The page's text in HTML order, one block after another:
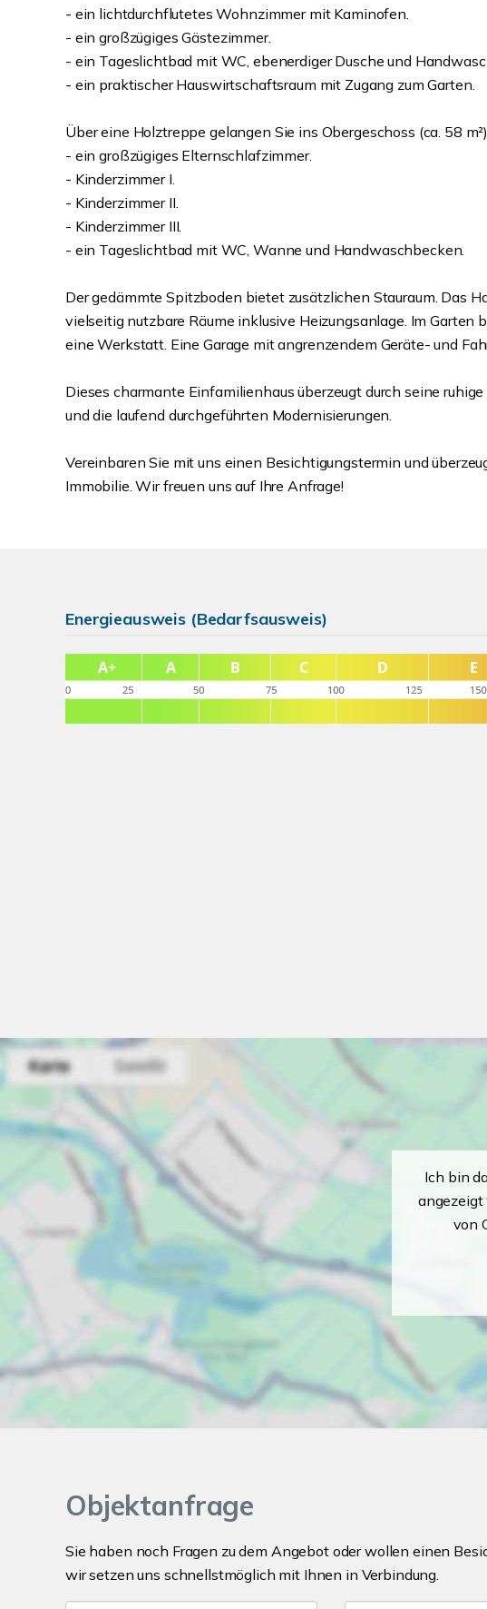
- ein lichtdurchflutetes Wohnzimmer mit Kaminofen.
- ein großzügiges Gästezimmer.
- ein Tageslichtbad mit WC, ebenerdiger Dusche und
- ein praktischer Hauswirtschaftsraum mit Zugang zum Garten.
Über eine Holztreppe gelangen Sie ins Obergeschoss (ca. 58
- ein großzügiges Elternschlafzimmer.
- Kinderzimmer I.
- Kinderzimmer II.
- Kinderzimmer III.
- ein Tageslichtbad mit WC, Wanne und Handwaschbecken.
Der gedämmte Spitzboden bietet zusätzlichen Stauraum. Das
vielseitig nutzbare Räume inklusive Heizungsanlage. Im Garten
eine Werkstatt. Eine Garage mit angrenzendem Geräte- und
Dieses charmante Einfamilienhaus überzeugt durch seine
und die laufend durchgeführten Modernisierungen.
Vereinbaren Sie mit uns einen Besichtigungstermin und
Immobilie. Wir freuen uns auf Ihre Anfrage!
Energieausweis (Bedarfsausweis)
Ich bin
angezeigt
von
Objektanfrage
Sie haben noch Fragen zu dem Angebot oder wollen einen
wir setzen uns schnellstmöglich mit Ihnen in Verbindung.